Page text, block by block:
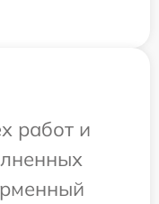
работ и